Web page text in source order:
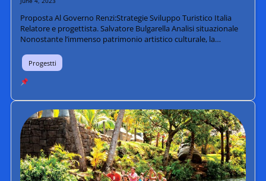
Proposta Al Governo Renzi:Strategie Sviluppo Turistico Italia
Relatore e progettista. Salvatore Bulgarella Analisi situazionale
Nonostante l’immenso patrimonio artistico culturale, la…
Progestti